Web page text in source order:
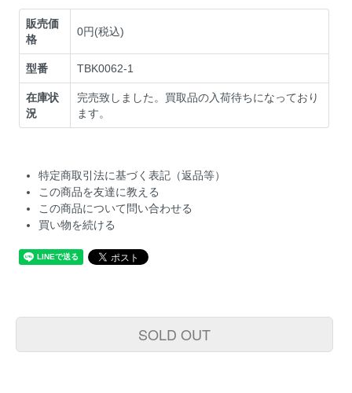
販売価
格
0円(税込)
型番 TBK0062-1
在庫状
況
完売致しました。買取品の入荷待ちになっており
ます。
特定商取引法に基づく表記（返品等）
この商品を友達に教える
この商品について問い合わせる
買い物を続ける
SOLD OUT